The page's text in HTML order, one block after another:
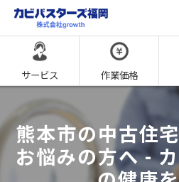
サービス 作業価格
熊本市の中古住
お悩みの方へ -